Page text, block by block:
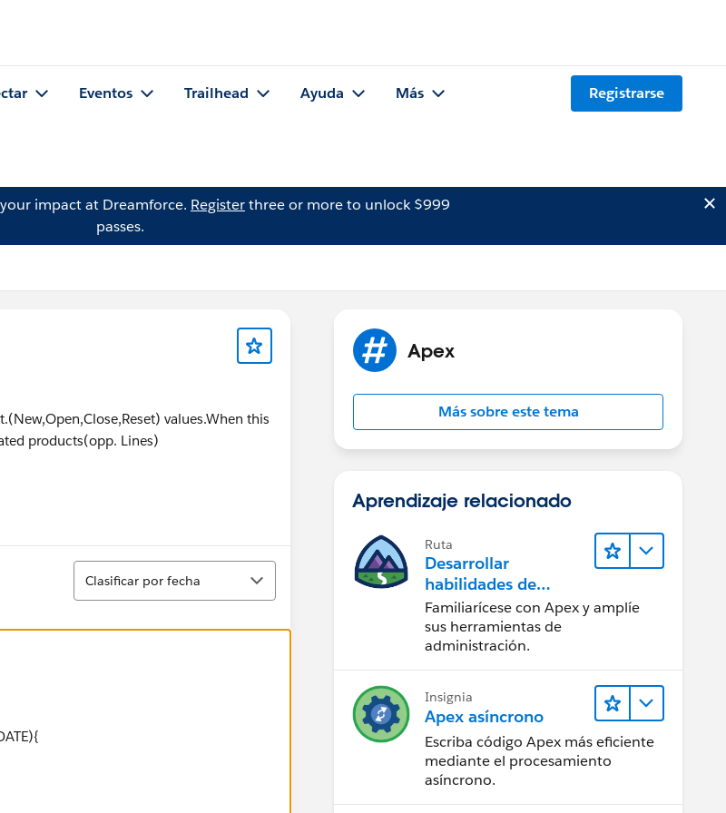
Eventos Trailhead Ayuda Más Registrarse
impact at Dreamforce. Registerthree or more to unlock $999
passes.
values.When this
products(opp. Lines)
Ordenar
Clasificar por fecha
Apex
Más sobre este tema
Aprendizaje relacionado
Ruta
Desarrollar
habilidades de
codificación en Apex
Familiarícese con Apex y amplíe
sus herramientas de
administración.
Insignia
Apex asíncrono
Escriba código Apex más eficiente
mediante el procesamiento
asíncrono.